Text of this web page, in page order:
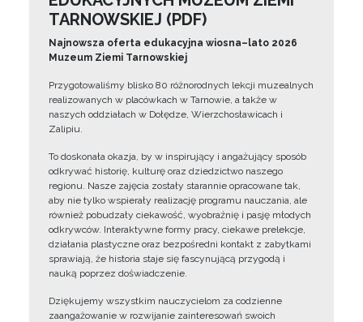
TARNOWSKIEJ (PDF)
Najnowsza oferta edukacyjna wiosna–lato 2026
Muzeum Ziemi Tarnowskiej
Przygotowaliśmy blisko 80 różnorodnych lekcji muzealnych
realizowanych w placówkach w Tarnowie, a także w
naszych oddziałach w Dołędze, Wierzchosławicach i
Zalipiu.
To doskonała okazja, by w inspirujący i angażujący sposób
odkrywać historię, kulturę oraz dziedzictwo naszego
regionu. Nasze zajęcia zostały starannie opracowane tak,
aby nie tylko wspierały realizację programu nauczania, ale
również pobudzały ciekawość, wyobraźnię i pasję młodych
odkrywców. Interaktywne formy pracy, ciekawe prelekcje,
działania plastyczne oraz bezpośredni kontakt z zabytkami
sprawiają, że historia staje się fascynującą przygodą i
nauką poprzez doświadczenie.
Dziękujemy wszystkim nauczycielom za codzienne
zaangażowanie w rozwijanie zainteresowań swoich